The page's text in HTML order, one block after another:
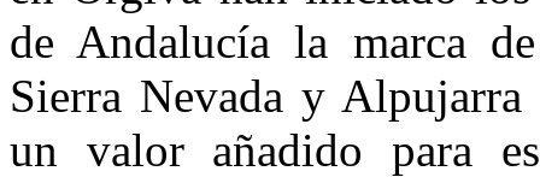
de Andalucía la marca
Sierra Nevada y
un valor añadido para